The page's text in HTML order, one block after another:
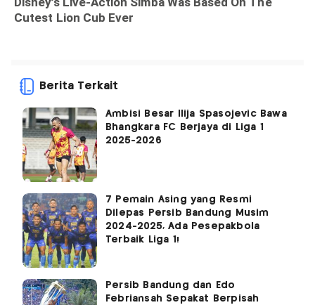
Berita Terkait
Ambisi Besar Ilija Spasojevic Bawa
Bhangkara FC Berjaya di Liga 1
2025-2026
7 Pemain Asing yang Resmi
Dilepas Persib Bandung Musim
2024-2025, Ada Pesepakbola
Terbaik Liga 1!
Persib Bandung dan Edo
Febriansah Sepakat Berpisah